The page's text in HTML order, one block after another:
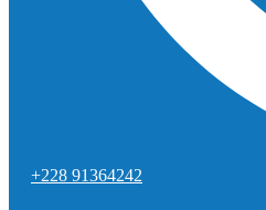
+228 91364242